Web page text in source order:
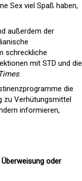
Sex viel Spaß haben,
außerdem der
mit STD und die
.
die
zu Verhütungsmittel
informieren,
oder